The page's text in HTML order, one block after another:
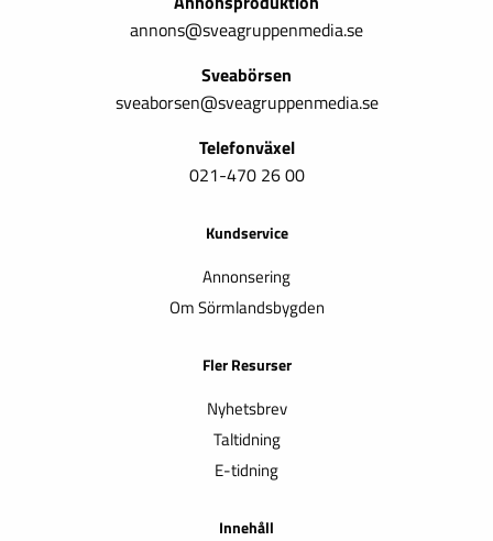
annons@sveagruppenmedia.se
Sveabörsen
sveaborsen@sveagruppenmedia.se
Telefonväxel
021-470 26 00
Kundservice
Annonsering
Om Sörmlandsbygden
Fler Resurser
Nyhetsbrev
Taltidning
E-tidning
Innehåll